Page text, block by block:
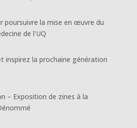
poursuivre la mise en œuvre du
de l’UQ
inspirez la prochaine génération
– Exposition de zines à la